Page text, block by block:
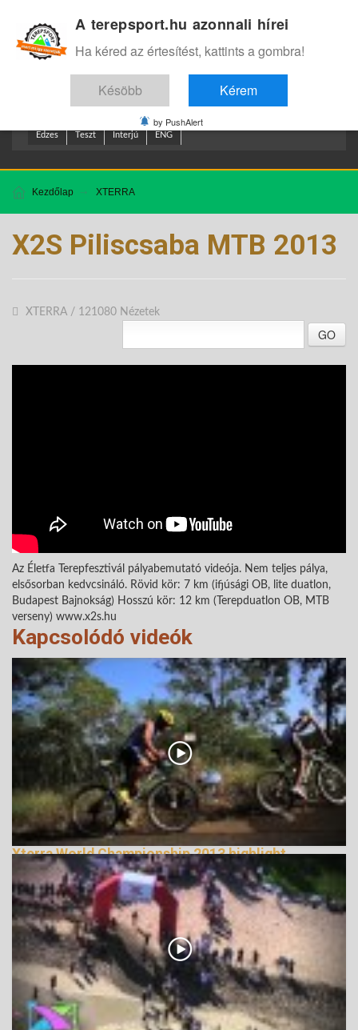
Edzes Teszt Interjú ENG
Kezdőlap XTERRA
X2S Piliscsaba MTB 2013
XTERRA / 121080 Nézetek
GO
Az Életfa Terepfesztivál pályabemutató videója. Nem teljes pálya,
elsősorban kedvcsináló. Rövid kör: 7 km (ifjúsági OB, lite duatlon,
Budapest Bajnokság) Hosszú kör: 12 km (Terepduatlon OB, MTB
verseny) www.x2s.hu
Kapcsolódó videók
Xterra World Championship 2013 highlight
146126 Nézetek
A terepsport.hu azonnali hírei
Ha kéred az értesítést, kattints a gombra!
Késöbb Kérem
by PushAlert